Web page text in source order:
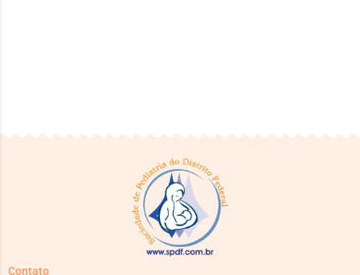
Contato